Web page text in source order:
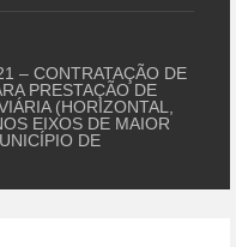
– CONTRATAÇÃO DE
PRESTAÇÃO DE
(HORIZONTAL,
EIXOS DE MAIOR
DE